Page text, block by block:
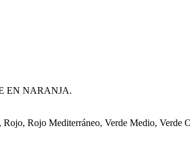
EN NARANJA.
Rojo Mediterráneo, Verde Medio, Verde